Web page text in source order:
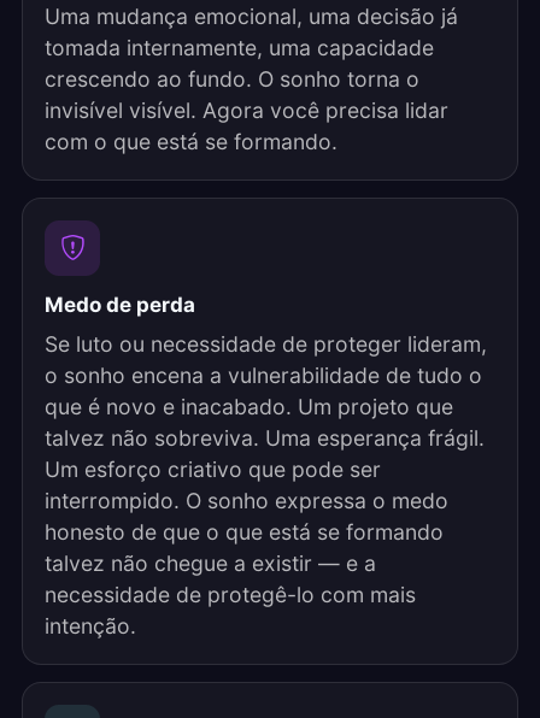
Uma mudança emocional, uma decisão já
tomada internamente, uma capacidade
crescendo ao fundo. O sonho torna o
invisível visível. Agora você precisa lidar
com o que está se formando.
Medo de perda
Se luto ou necessidade de proteger lideram,
o sonho encena a vulnerabilidade de tudo o
que é novo e inacabado. Um projeto que
talvez não sobreviva. Uma esperança frágil.
Um esforço criativo que pode ser
interrompido. O sonho expressa o medo
honesto de que o que está se formando
talvez não chegue a existir — e a
necessidade de protegê-lo com mais
intenção.